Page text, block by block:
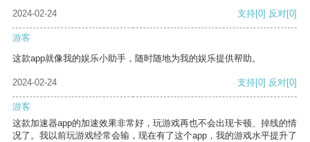
2024-02-24
支持[0] 反对[0]
游客
这款app就像我的娱乐小助手，随时随地为我的娱乐提供帮助。
2024-02-24 支持[0] 反对[0]
游客
这款加速器app的加速效果非常好，玩游戏再也不会出现卡顿、掉线的情
况了。我以前玩游戏经常会输，现在有了这个app，我的游戏水平提升了